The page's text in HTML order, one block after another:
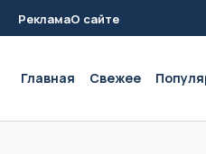
РекламаО сайте
Главная Свежее